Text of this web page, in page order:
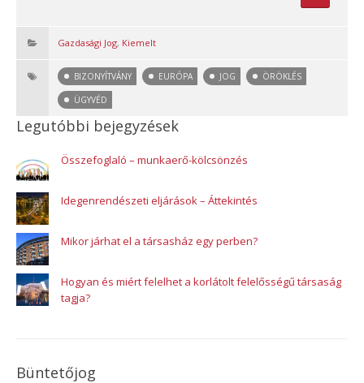
Gazdasági Jog, Kiemelt
BIZONYÍTVÁNY EURÓPA JOG ÖRÖKLÉS
ÜGYVÉD
Legutóbbi bejegyzések
Összefoglaló – munkaerő-kölcsönzés
Idegenrendészeti eljárások – Áttekintés
Mikor járhat el a társasház egy perben?
Hogyan és miért felelhet a korlátolt felelősségű társaság
tagja?
Büntetőjog